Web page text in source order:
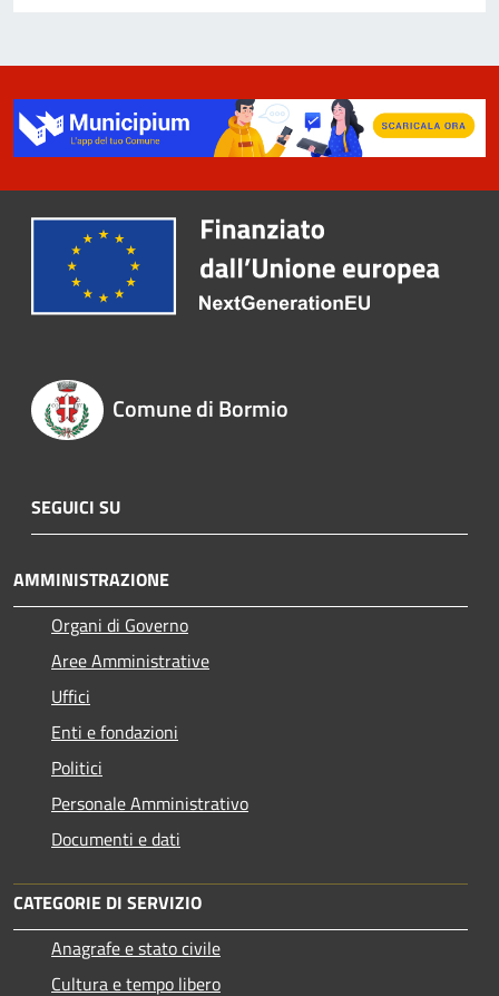
Comune di Bormio
SEGUICI SU
AMMINISTRAZIONE
Organi di Governo
Aree Amministrative
Uffici
Enti e fondazioni
Politici
Personale Amministrativo
Documenti e dati
CATEGORIE DI SERVIZIO
Anagrafe e stato civile
Cultura e tempo libero